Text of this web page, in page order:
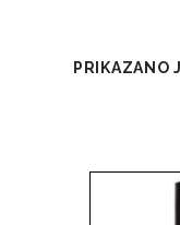
PRIKAZANO